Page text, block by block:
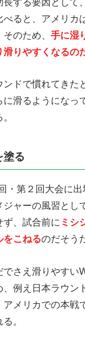
べると、アメリカ
そのため、手に湿
りやすくなるの
ンドで慣れてきた
に滑るようになっ
塗る
・第２回大会に
ジャーの風習とし
ず、試合前に ミシ
をこねるのだそう
でさえ滑りやすい
、例え日本ラウン
アメリカでの本戦
。